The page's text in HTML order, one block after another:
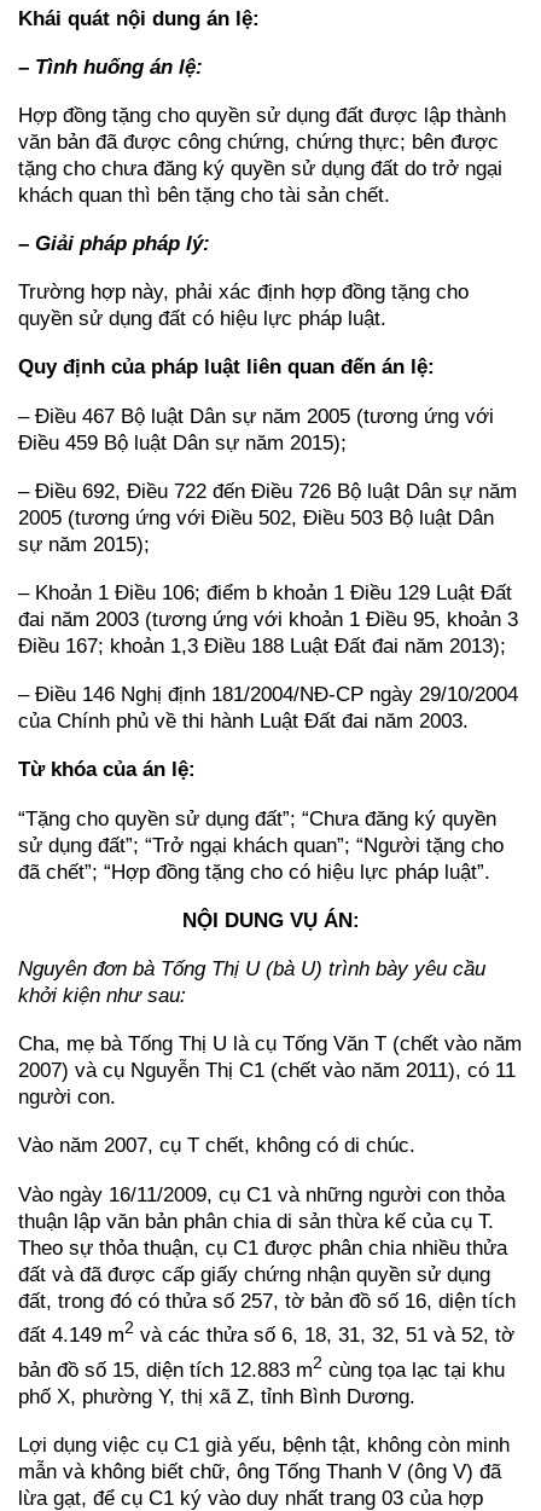
Khái quát nội dung án lệ:
– Tình huống án lệ:
Hợp đồng tặng cho quyền sử dụng đất được lập thành
văn bản đã được công chứng, chứng thực; bên được
tặng cho chưa đăng ký quyền sử dụng đất do trở ngại
khách quan thì bên tặng cho tài sản chết.
– Giải pháp pháp lý:
Trường hợp này, phải xác định hợp đồng tặng cho
quyền sử dụng đất có hiệu lực pháp luật.
Quy định của pháp luật liên quan đến án lệ:
– Điều 467 Bộ luật Dân sự năm 2005 (tương ứng với
Điều 459 Bộ luật Dân sự năm 2015);
– Điều 692, Điều 722 đến Điều 726 Bộ luật Dân sự năm
2005 (tương ứng với Điều 502, Điều 503 Bộ luật Dân
sự năm 2015);
– Khoản 1 Điều 106; điểm b khoản 1 Điều 129 Luật Đất
đai năm 2003 (tương ứng với khoản 1 Điều 95, khoản 3
Điều 167; khoản 1,3 Điều 188 Luật Đất đai năm 2013);
– Điều 146 Nghị định 181/2004/NĐ-CP ngày 29/10/2004
của Chính phủ về thi hành Luật Đất đai năm 2003.
Từ khóa của án lệ:
“Tặng cho quyền sử dụng đất”; “Chưa đăng ký quyền
sử dụng đất”; “Trở ngại khách quan”; “Người tặng cho
đã chết”; “Hợp đồng tặng cho có hiệu lực pháp luật”.
NỘI DUNG VỤ ÁN:
Nguyên đơn bà Tống Thị U (bà U) trình bày yêu cầu
khởi kiện như sau:
Cha, mẹ bà Tống Thị U là cụ Tống Văn T (chết vào năm
2007) và cụ Nguyễn Thị C1 (chết vào năm 2011), có 11
người con.
Vào năm 2007, cụ T chết, không có di chúc.
Vào ngày 16/11/2009, cụ C1 và những người con thỏa
thuận lập văn bản phân chia di sản thừa kế của cụ T.
Theo sự thỏa thuận, cụ C1 được phân chia nhiều thửa
đất và đã được cấp giấy chứng nhận quyền sử dụng
đất, trong đó có thửa số 257, tờ bản đồ số 16, diện tích
đất 4.149 m2 và các thửa số 6, 18, 31, 32, 51 và 52, tờ
bản đồ số 15, diện tích 12.883 m2 cùng tọa lạc tại khu
phố X, phường Y, thị xã Z, tỉnh Bình Dương.
Lợi dụng việc cụ C1 già yếu, bệnh tật, không còn minh
mẫn và không biết chữ, ông Tống Thanh V (ông V) đã
lừa gạt, để cụ C1 ký vào duy nhất trang 03 của hợp